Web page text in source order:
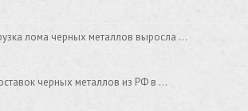
лома черных металлов выросла …
черных металлов из РФ в …